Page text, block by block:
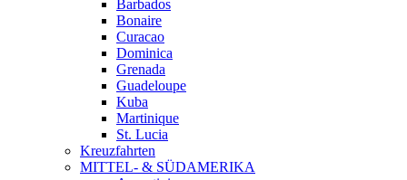
Barbados
Bonaire
Curacao
Dominica
Grenada
Guadeloupe
Kuba
Martinique
St. Lucia
Kreuzfahrten
MITTEL- & SÜDAMERIKA